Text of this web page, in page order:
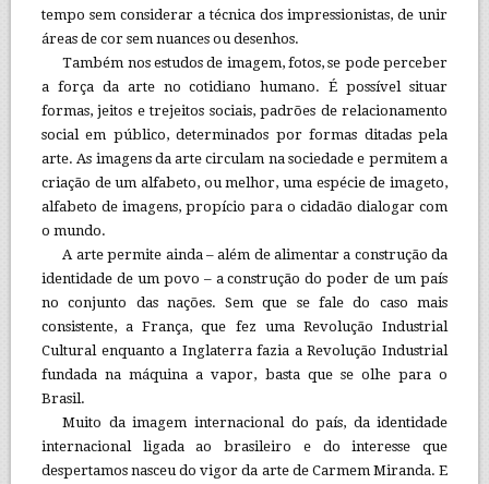
tempo sem considerar a técnica dos impressionistas, de unir
áreas de cor sem nuances ou desenhos.
Também nos estudos de imagem, fotos, se pode perceber
a força da arte no cotidiano humano. É possível situar
formas, jeitos e trejeitos sociais, padrões de relacionamento
social em público, determinados por formas ditadas pela
arte. As imagens da arte circulam na sociedade e permitem a
criação de um alfabeto, ou melhor, uma espécie de imageto,
alfabeto de imagens, propício para o cidadão dialogar com
o mundo.
A arte permite ainda – além de alimentar a construção da
identidade de um povo – a construção do poder de um país
no conjunto das nações. Sem que se fale do caso mais
consistente, a França, que fez uma Revolução Industrial
Cultural enquanto a Inglaterra fazia a Revolução Industrial
fundada na máquina a vapor, basta que se olhe para o
Brasil.
Muito da imagem internacional do país, da identidade
internacional ligada ao brasileiro e do interesse que
despertamos nasceu do vigor da arte de Carmem Miranda. E